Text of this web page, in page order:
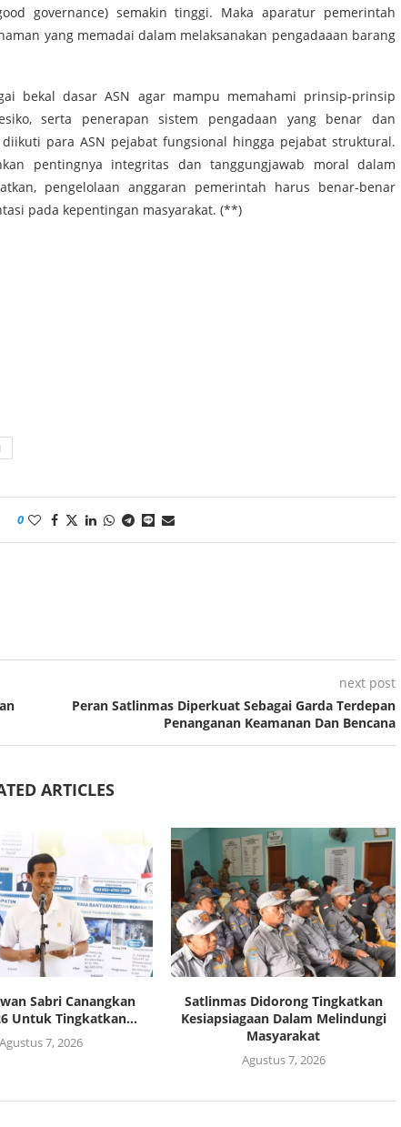
governance) semakin tinggi. Maka aparatur pemerintah
yang memadai dalam melaksanakan pengadaaan barang
bekal dasar ASN agar mampu memahami prinsip-prinsip
serta penerapan sistem pengadaan yang benar dan
para ASN pejabat fungsional hingga pejabat struktural.
pentingnya integritas dan tanggungjawab moral dalam
pengelolaan anggaran pemerintah harus benar-benar
pada kepentingan masyarakat. (**)
0
next post
Peran Satlinmas Diperkuat Sebagai Garda Terdepan
Penanganan Keamanan Dan Bencana
ARTICLES
Sabri Canangkan
Untuk Tingkatkan...
Agustus 7, 2026
Satlinmas Didorong Tingkatkan
Kesiapsiagaan Dalam Melindungi
Masyarakat
Agustus 7, 2026